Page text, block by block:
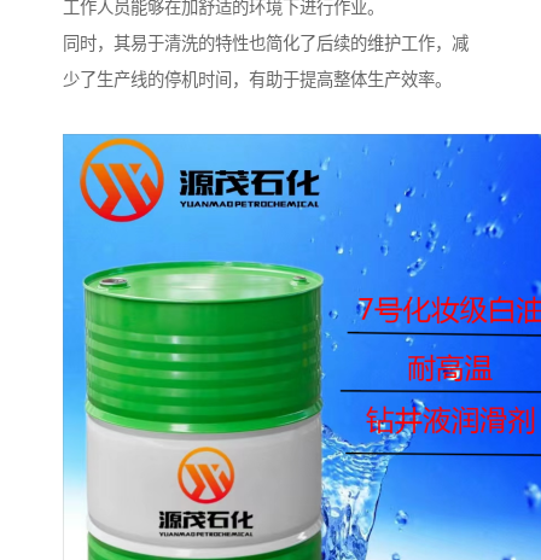
工作人员能够在加舒适的环境下进行作业。
同时，其易于清洗的特性也简化了后续的维护工作，减
少了生产线的停机时间，有助于提高整体生产效率。